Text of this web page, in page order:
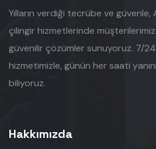
Yılların verdiği tecrübe ve güvenle,
çilingir hizmetlerinde
güvenilir çözümler sunuyoruz. 7/
hizmetimizle, günün her saati
biliyoruz.
Hakkımızda